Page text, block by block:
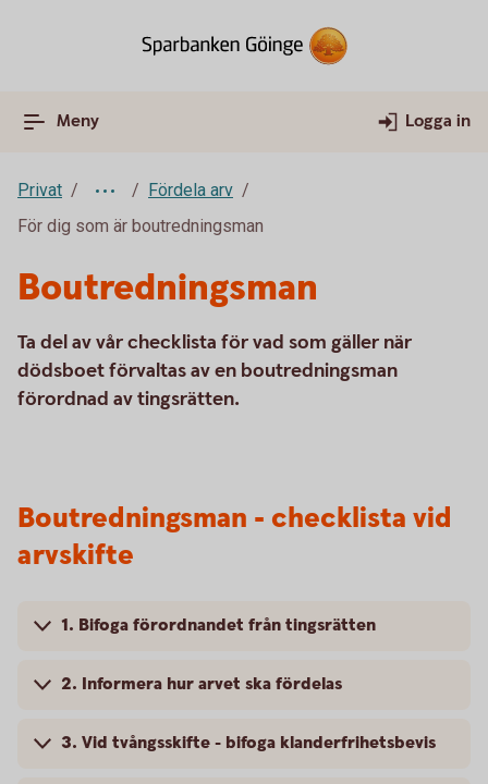
Meny Logga in
Privat
Fördela arv
För dig som är boutredningsman
Boutredningsman
Ta del av vår checklista för vad som gäller när
dödsboet förvaltas av en boutredningsman
förordnad av tingsrätten.
Boutredningsman - checklista vid
arvskifte
1. Bifoga förordnandet från tingsrätten
2. Informera hur arvet ska fördelas
3. Vid tvångsskifte - bifoga klanderfrihetsbevis